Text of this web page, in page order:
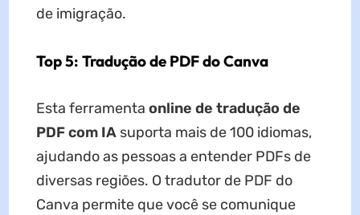
de imigração.
Top 5: Tradução de PDF do Canva
Esta ferramenta online de tradução de
PDF com IAsuporta mais de 100 idiomas,
ajudando as pessoas a entender PDFs de
diversas regiões. O tradutor de PDF do
Canva permite que você se comunique